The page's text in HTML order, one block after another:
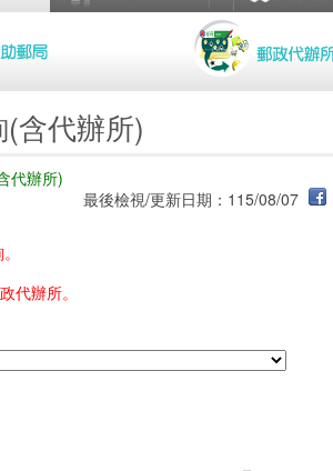
含代辦所)
代辦所)
最後檢視/更新日期：115/08/07
代辦所。